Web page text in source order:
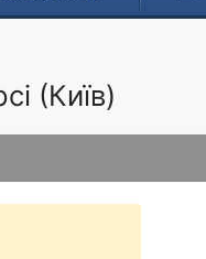
(Київ)